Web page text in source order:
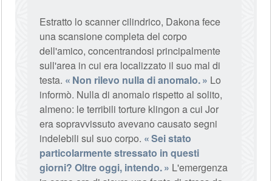
Estratto lo scanner cilindrico, Dakona fece
una scansione completa del corpo
dell'amico, concentrandosi principalmente
sull'area in cui era localizzato il suo mal di
testa.
Non rilevo nulla di anomalo.
Lo
informò. Nulla di anomalo rispetto al solito,
almeno: le terribili torture klingon a cui Jor
era sopravvissuto avevano causato segni
indelebili sul suo corpo.
Sei stato
particolarmente stressato in questi
giorni? Oltre oggi, intendo.
L'emergenza